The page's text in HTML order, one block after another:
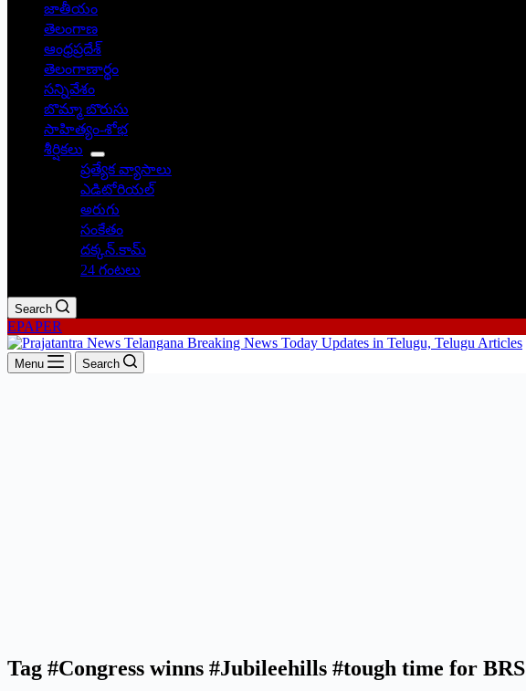
జాతీయం
తెలంగాణ
ఆంధ్రప్రదేశ్
తెలంగాణార్థం
సన్నివేశం
బొమ్మా బొరుసు
సాహిత్యం-శోభ
శీర్షికలు
ప్రత్యేక వ్యాసాలు
ఎడిటోరియల్
అరుగు
సంకేతం
దక్కన్.కామ్
24 గంటలు
Search
EPAPER
Menu Search
Tag #Congress winns #Jubileehills #tough time for BRS